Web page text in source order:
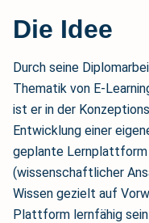
Die Idee
Durch seine
Thematik von E-
ist er in der
Entwicklung einer
geplante
(wissenschaftlicher
Wissen gezielt auf
Plattform lernfähig